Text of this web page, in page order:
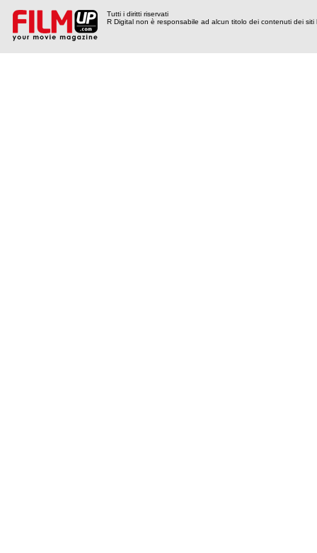
Tutti i diritti riservati
R Digital non è responsabile ad alcun titolo dei contenuti dei siti